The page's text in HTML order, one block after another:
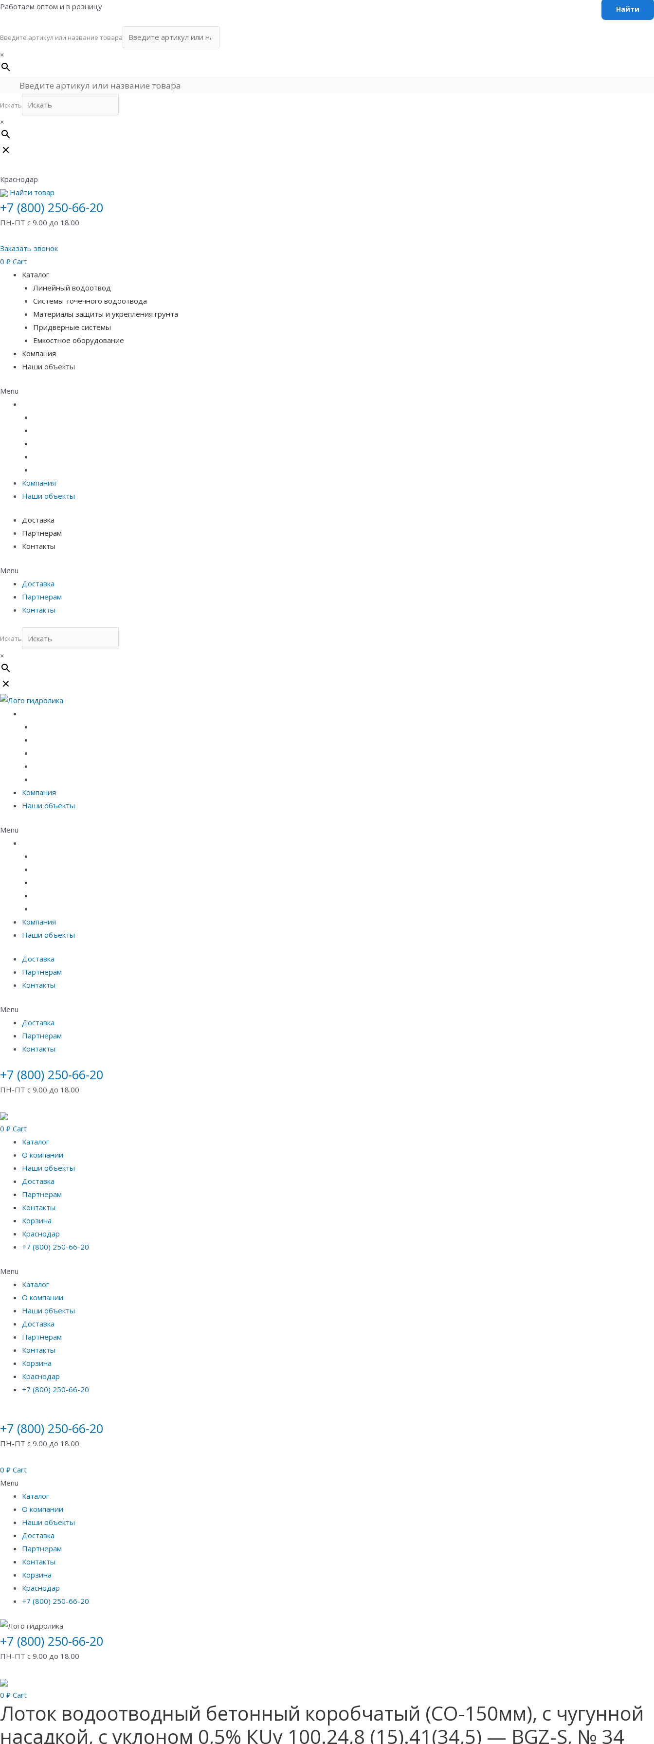
Перейти
Работаем оптом и в розницу
Введите артикул или название товара
×
Искать
×
Краснодар
Найти товар
+7 (800) 250-66-20
ПН-ПТ с 9.00 до 18.00
Заказать звонок
0 ₽ Cart
Каталог
Линейный водоотвод
Системы точечного водоотвода
Материалы защиты и укрепления грунта
Придверные системы
Емкостное оборудование
Компания
Наши объекты
Menu
Компания
Наши объекты
Доставка
Партнерам
Контакты
Menu
Доставка
Партнерам
Контакты
Искать
×
Компания
Наши объекты
Menu
Компания
Наши объекты
Доставка
Партнерам
Контакты
Menu
Доставка
Партнерам
Контакты
+7 (800) 250-66-20
ПН-ПТ с 9.00 до 18.00
0 ₽ Cart
Каталог
О компании
Наши объекты
Доставка
Партнерам
Контакты
Корзина
Краснодар
+7 (800) 250-66-20
Menu
Каталог
О компании
Наши объекты
Доставка
Партнерам
Контакты
Корзина
Краснодар
+7 (800) 250-66-20
+7 (800) 250-66-20
ПН-ПТ с 9.00 до 18.00
0 ₽ Cart
Menu
Каталог
О компании
Наши объекты
Доставка
Партнерам
Контакты
Корзина
Краснодар
+7 (800) 250-66-20
+7 (800) 250-66-20
ПН-ПТ с 9.00 до 18.00
0 ₽ Cart
Лоток водоотводный бетонный коробчатый (СО-150мм), с чугунной
насадкой, с уклоном 0,5% КUу 100.24,8 (15).41(34,5) — BGZ-S, № 34